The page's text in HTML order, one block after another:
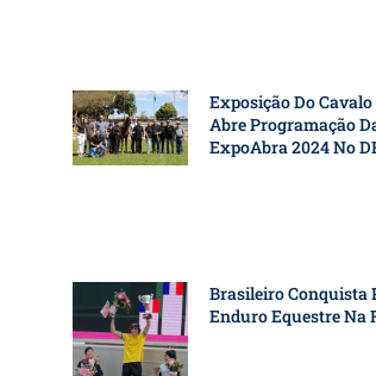
Exposição Do
Abre Programação
ExpoAbra 2024 No
Brasileiro Conquista
Enduro Equestre Na